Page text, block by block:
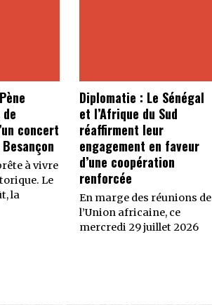
concert
à vivre
Le
la
Diplomatie : Le Sénégal
et l’Afrique du Sud
réaffirment leur
engagement en faveur
d’une coopération
renforcée
En marge des réunions de
l’Union africaine, ce
mercredi 29 juillet 2026